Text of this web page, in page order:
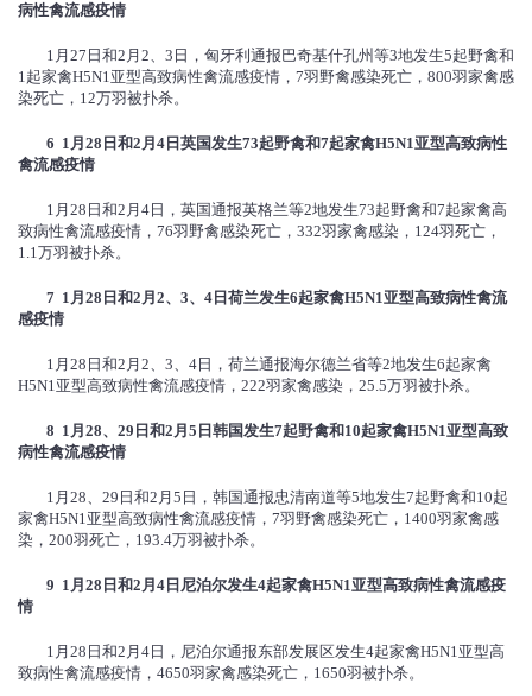
病性禽流感疫情
1月27日和2月2、3日，匈牙利通报巴奇基什孔州等3地发生5起野禽和
1起家禽H5N1亚型高致病性禽流感疫情，7羽野禽感染死亡，800羽家禽感
染死亡，12万羽被扑杀。
6 1 月 28 日和2 月 4 日英国发生73起野禽和7起家禽H5N1亚型高致病性
禽流感疫情
1月28日和2月4日，英国通报英格兰等2地发生73起野禽和7起家禽高
致病性禽流感疫情，76羽野禽感染死亡，332羽家禽感染，124羽死亡，
1.1万羽被扑杀。
7 1 月 28 日和2 月 2、 3、 4 日荷兰发生6起家禽H5N1亚型高致病性禽流
感疫情
1月28日和2月2、3、4日，荷兰通报海尔德兰省等2地发生6起家禽
H5N1亚型高致病性禽流感疫情，222羽家禽感染，25.5万羽被扑杀。
8 1 月 28、 29 日和2 月 5 日韩国发生7起野禽和10起家禽H5N1亚型高致
病性禽流感疫情
1月28、29日和2月5日，韩国通报忠清南道等5地发生7起野禽和10起
家禽H5N1亚型高致病性禽流感疫情，7羽野禽感染死亡，1400羽家禽感
染，200羽死亡，193.4万羽被扑杀。
9 1 月 28 日和2 月 4 日尼泊尔发生4起家禽H5N1亚型高致病性禽流感疫
情
1月28日和2月4日，尼泊尔通报东部发展区发生4起家禽H5N1亚型高
致病性禽流感疫情，4650羽家禽感染死亡，1650羽被扑杀。